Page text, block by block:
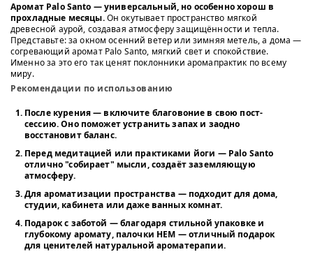
Аромат Palo Santo — универсальный, но особенно хорош в
прохладные месяцы.Он окутывает пространство мягкой
древесной аурой, создавая атмосферу защищённости и тепла.
Представьте: за окном осенний ветер или зимняя метель, а дома —
согревающий аромат Palo Santo, мягкий свет и спокойствие.
Именно за это его так ценят поклонники аромапрактик по всему
миру.
Рекомендации по использованию
После курения— включите благовоние в свою пост-
сессию. Оно поможет устранить запах и заодно
восстановит баланс.
Перед медитацией или практиками йоги — Palo Santo
отлично "собирает" мысли, создаёт заземляющую
атмосферу.
Для ароматизации пространства — подходит для дома,
студии, кабинета или даже ванных комнат.
Подарок с заботой — благодаря стильной упаковке и
глубокому аромату, палочки HEM — отличный подарок
для ценителей натуральной ароматерапии.